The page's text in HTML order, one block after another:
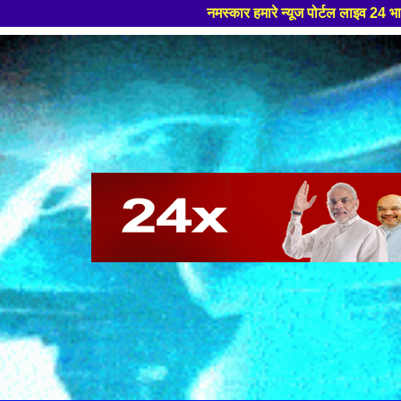
नमस्कार हमारे न्यूज पोर्टल लाइव 24 भारत मे आपका स्वागत